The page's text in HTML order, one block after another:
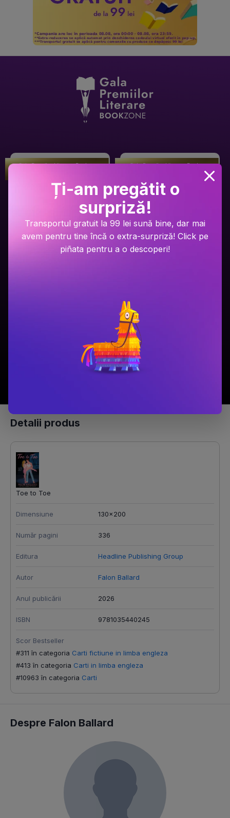
#1 Gala Premilor Literare Bookzone Gala Premilor Literare Bookzone
Detalii produs
Toe to Toe
Dimensiune 130x200
Număr pagini 336
Editura Headline Publishing Group
Autor Falon Ballard
Anul publicării 2026
ISBN 9781035440245
Scor Bestseller
#311 în categoria Carti fictiune in limba engleza
#413 în categoria Carti in limba engleza
#10963 în categoria Carti
Despre Falon Ballard
Ți-am pregătit o
surpriză!
Transportul gratuit la 99 lei sună bine, dar mai
avem pentru tine încă o extra-surpriză! Click pe
piñata pentru a o descoperi!